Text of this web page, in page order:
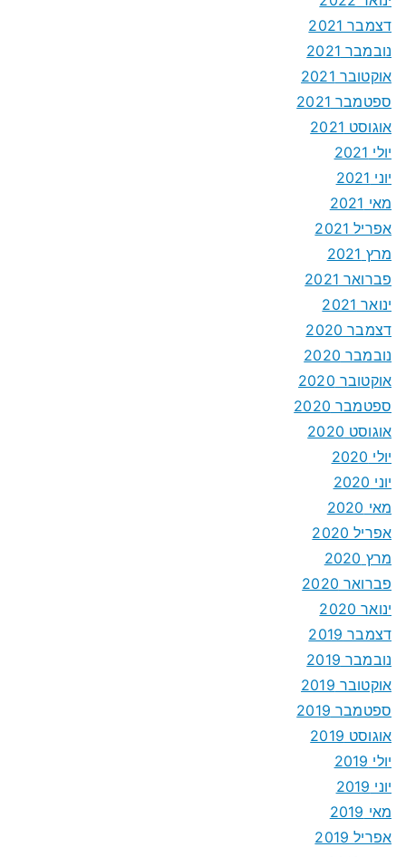
דצמבר 2021
נובמבר 2021
אוקטובר 2021
ספטמבר 2021
אוגוסט 2021
יולי 2021
יוני 2021
מאי 2021
אפריל 2021
מרץ 2021
פברואר 2021
ינואר 2021
דצמבר 2020
נובמבר 2020
אוקטובר 2020
ספטמבר 2020
אוגוסט 2020
יולי 2020
יוני 2020
מאי 2020
אפריל 2020
מרץ 2020
פברואר 2020
ינואר 2020
דצמבר 2019
נובמבר 2019
אוקטובר 2019
ספטמבר 2019
אוגוסט 2019
יולי 2019
יוני 2019
מאי 2019
אפריל 2019